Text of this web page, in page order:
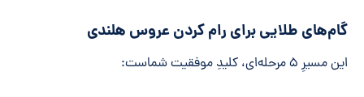
گام‌های طلایی برای رام کردن عروس هلندی
این مسیرِ ۵ مرحله‌ای، کلیدِ موفقیت شماست: